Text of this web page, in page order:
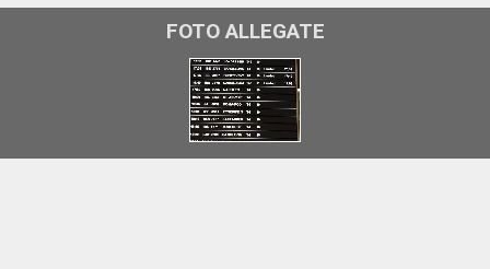
FOTO ALLEGATE